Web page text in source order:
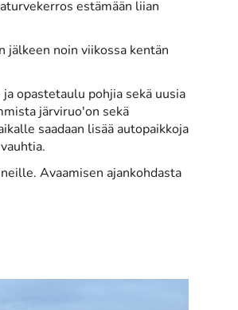
estämään liian
jälkeen noin viikossa kentän
opastetaulu pohjia sekä uusia
järviruo'on sekä
saadaan lisää autopaikkoja
Avaamisen ajankohdasta